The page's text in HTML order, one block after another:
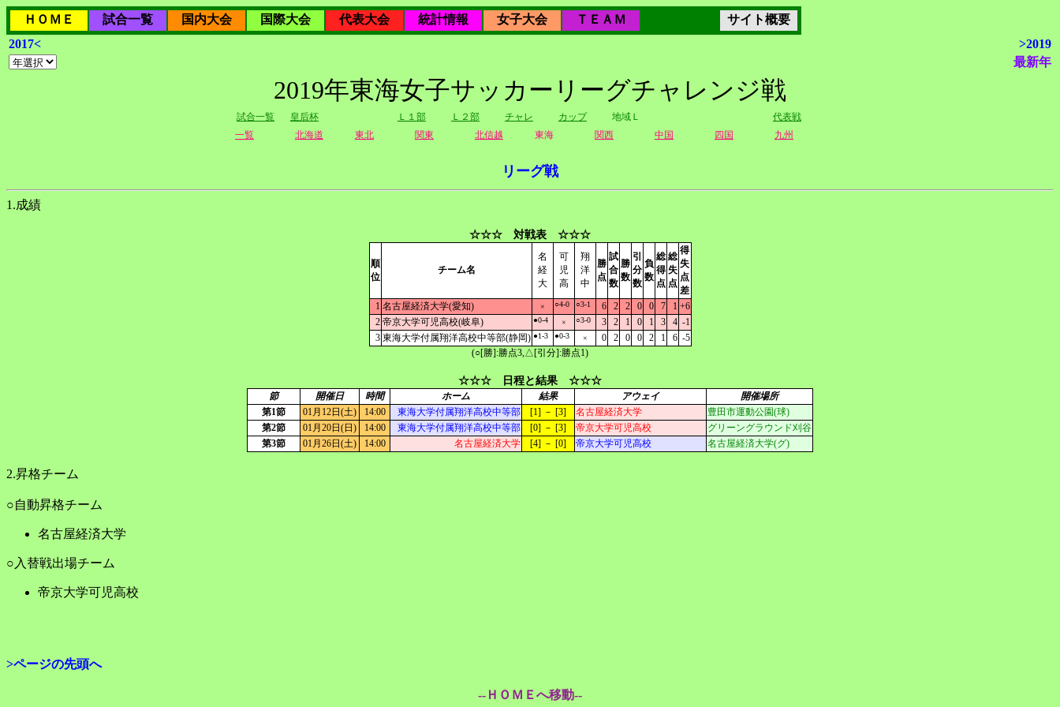
ＨＯＭＥ 試合一覧 国内大会 国際大会 代表大会 統計情報 女子大会 ＴＥＡＭ
サイト概要
2017<
>2019
最新年
2019年東海女子サッカーリーグチャレンジ戦
試合一覧 皇后杯 Ｌ１部 Ｌ２部 チャレ カップ 地域Ｌ
代表戦
一覧
北海道 東北 関東 北信越 東海 関西 中国 四国 九州
リーグ戦
1.成績
☆☆☆ 対戦表 ☆☆☆
順
位
チーム名
名
経
大
可
児
高
翔
洋
中
勝
点
試
合
数
勝
数
引
分
数
負
数
総
得
点
総
失
点
得
失
点
差
1 名古屋経済大学(愛知) × ○4-0 ○3-1 6 2 2 0 0 7 1 +6
2 帝京大学可児高校(岐阜) ●0-4 × ○3-0 3 2 1 0 1 3 4 -1
3 東海大学付属翔洋高校中等部(静岡) ●1-3 ●0-3 × 0 2 0 0 2 1 6 -5
(○[勝]:勝点3,△[引分]:勝点1)
☆☆☆ 日程と結果 ☆☆☆
節 開催日 時間 ホーム 結果 アウェイ
開催場所
第1節
01月12日(土) 14:00 東海大学付属翔洋高校中等部 [1] － [3] 名古屋経済大学
豊田市運動公園(球)
第2節
01月20日(日) 14:00 東海大学付属翔洋高校中等部 [0] － [3] 帝京大学可児高校
グリーングラウンド刈谷
第3節
01月26日(土) 14:00 名古屋経済大学 [4] － [0] 帝京大学可児高校 名古屋経済大学(グ)
2.昇格チーム
○自動昇格チーム
名古屋経済大学
○入替戦出場チーム
帝京大学可児高校
>ページの先頭へ
--ＨＯＭＥへ移動--